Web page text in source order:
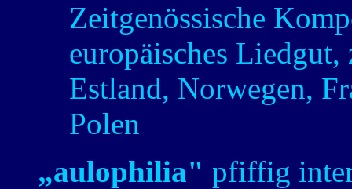
Zeitgenössische
europäisches Liedgut,
Estland, Norwegen,
Polen
„aulophilia" pfiffig